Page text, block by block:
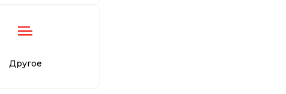
Другое